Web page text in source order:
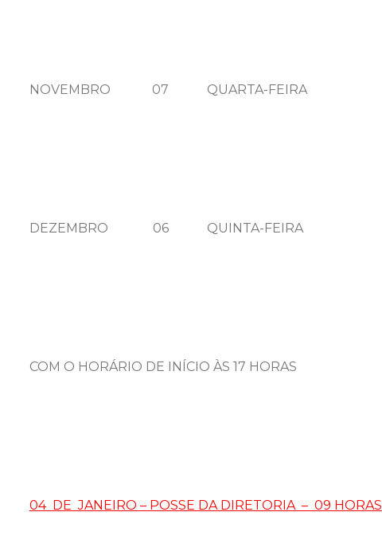
NOVEMBRO 07 QUARTA-FEIRA
DEZEMBRO 06 QUINTA-FEIRA
COM O HORÁRIO DE INÍCIO ÀS 17 HORAS
04 DE JANEIRO – POSSE DA DIRETORIA – 09 HORAS